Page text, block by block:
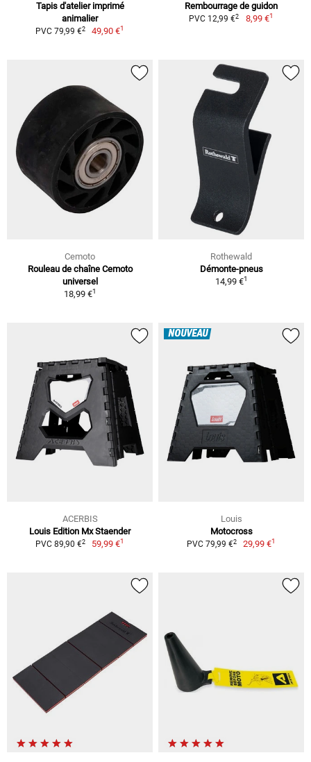
Tapis d'atelier imprimé
animalier
PVC 79,99 €2 49,90 €1
Rembourrage de guidon
PVC 12,99 €2 8,99 €1
Cemoto
Rouleau de chaîne Cemoto
universel
18,99 €1
Rothewald
Démonte-pneus
14,99 €1
ACERBIS
Louis Edition Mx Staender
PVC 89,90 €2 59,99 €1
NOUVEAU
Louis
Motocross
PVC 79,99 €2 29,99 €1